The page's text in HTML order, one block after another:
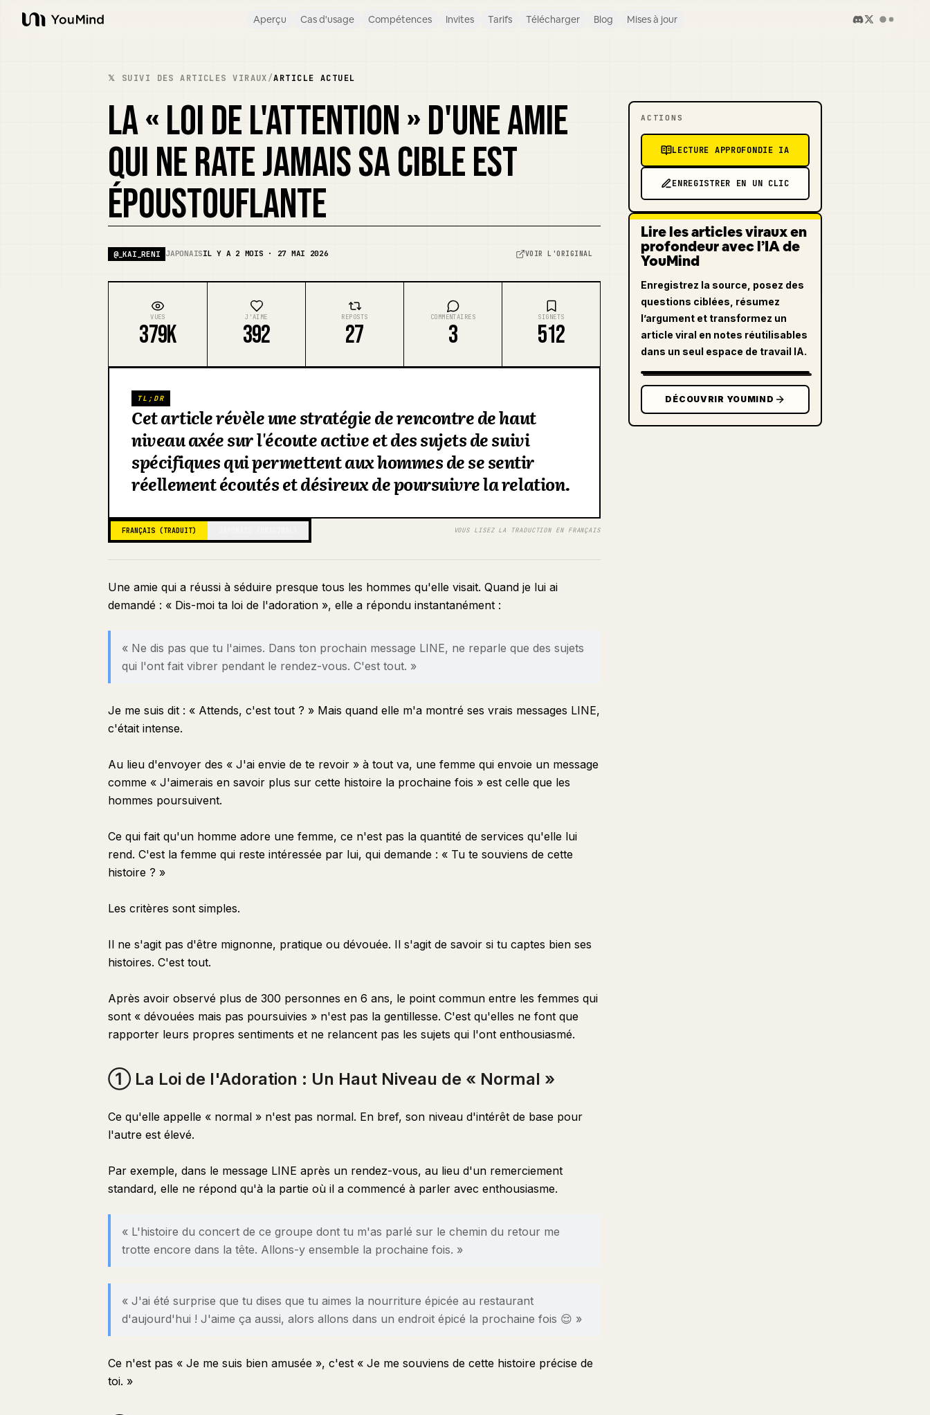
YouMind
Aperçu Cas d'usage Compétences Invites Tarifs Télécharger Blog Mises à jour
𝕏 SUIVI DES ARTICLES VIRAUX/ARTICLE ACTUEL
LA « LOI DE L'ATTENTION » D'UNE AMIE
QUI NE RATE JAMAIS SA CIBLE EST
ÉPOUSTOUFLANTE
@_KAI_RENI JAPONAISIL Y A 2 MOIS · 27 MAI 2026 VOIR L'ORIGINAL
VUES
379K
J'AIME
392
REPOSTS
27
COMMENTAIRES
3
SIGNETS
512
TL;DR
Cet article révèle une stratégie de rencontre de haut
niveau axée sur l'écoute active et des sujets de suivi
spécifiques qui permettent aux hommes de se sentir
réellement écoutés et désireux de poursuivre la relation.
FRANÇAIS (TRADUIT) VOUS LISEZ LA TRADUCTION EN FRANÇAIS
Une amie qui a réussi à séduire presque tous les hommes qu'elle visait. Quand je lui ai
demandé : « Dis-moi ta loi de l'adoration », elle a répondu instantanément :
« Ne dis pas que tu l'aimes. Dans ton prochain message LINE, ne reparle que des sujets
qui l'ont fait vibrer pendant le rendez-vous. C'est tout. »
Je me suis dit : « Attends, c'est tout ? » Mais quand elle m'a montré ses vrais messages LINE,
c'était intense.
Au lieu d'envoyer des « J'ai envie de te revoir » à tout va, une femme qui envoie un message
comme « J'aimerais en savoir plus sur cette histoire la prochaine fois » est celle que les
hommes poursuivent.
Ce qui fait qu'un homme adore une femme, ce n'est pas la quantité de services qu'elle lui
rend. C'est la femme qui reste intéressée par lui, qui demande : « Tu te souviens de cette
histoire ? »
Les critères sont simples.
Il ne s'agit pas d'être mignonne, pratique ou dévouée. Il s'agit de savoir si tu captes bien ses
histoires. C'est tout.
Après avoir observé plus de 300 personnes en 6 ans, le point commun entre les femmes qui
sont « dévouées mais pas poursuivies » n'est pas la gentillesse. C'est qu'elles ne font que
rapporter leurs propres sentiments et ne relancent pas les sujets qui l'ont enthousiasmé.
① La Loi de l'Adoration : Un Haut Niveau de « Normal »
Ce qu'elle appelle « normal » n'est pas normal. En bref, son niveau d'intérêt de base pour
l'autre est élevé.
Par exemple, dans le message LINE après un rendez-vous, au lieu d'un remerciement
standard, elle ne répond qu'à la partie où il a commencé à parler avec enthousiasme.
« L'histoire du concert de ce groupe dont tu m'as parlé sur le chemin du retour me
trotte encore dans la tête. Allons-y ensemble la prochaine fois. »
« J'ai été surprise que tu dises que tu aimes la nourriture épicée au restaurant
d'aujourd'hui ! J'aime ça aussi, alors allons dans un endroit épicé la prochaine fois 😌 »
Ce n'est pas « Je me suis bien amusée », c'est « Je me souviens de cette histoire précise de
toi. »
ACTIONS
LECTURE APPROFONDIE IA
ENREGISTRER EN UN CLIC
Lire les articles viraux en
profondeur avec l’IA de
YouMind
Enregistrez la source, posez des
questions ciblées, résumez
l’argument et transformez un
article viral en notes réutilisables
dans un seul espace de travail IA.
DÉCOUVRIR YOUMIND